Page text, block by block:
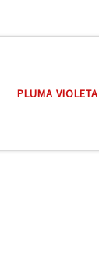
PLUMA VIOLETA